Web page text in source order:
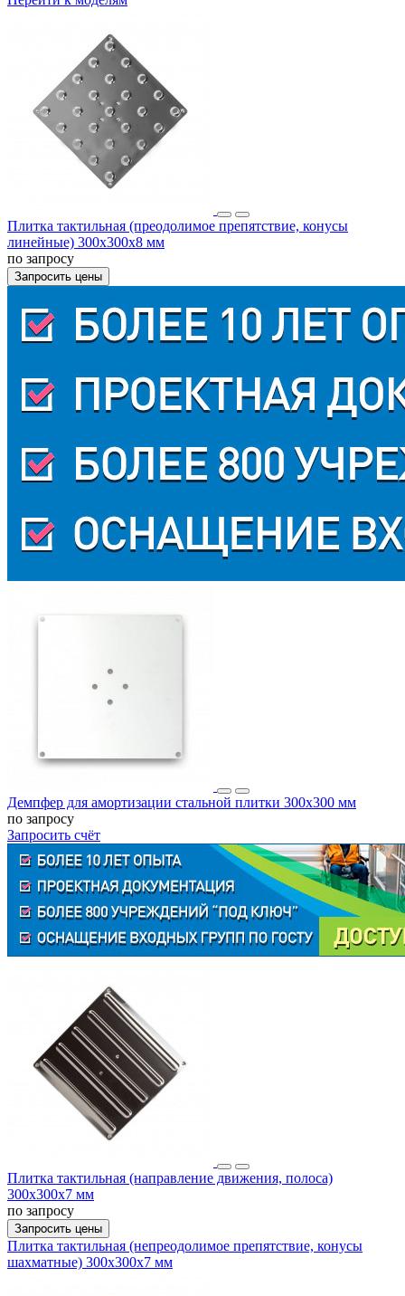
Плитка тактильная (преодолимое препятствие, конусы
линейные) 300х300х8 мм
по запросу
Запросить цены
Демпфер для амортизации стальной плитки 300х300 мм
по запросу
Запросить счёт
Плитка тактильная (направление движения, полоса)
300х300х7 мм
по запросу
Запросить цены
Плитка тактильная (непреодолимое препятствие, конусы
шахматные) 300х300х7 мм